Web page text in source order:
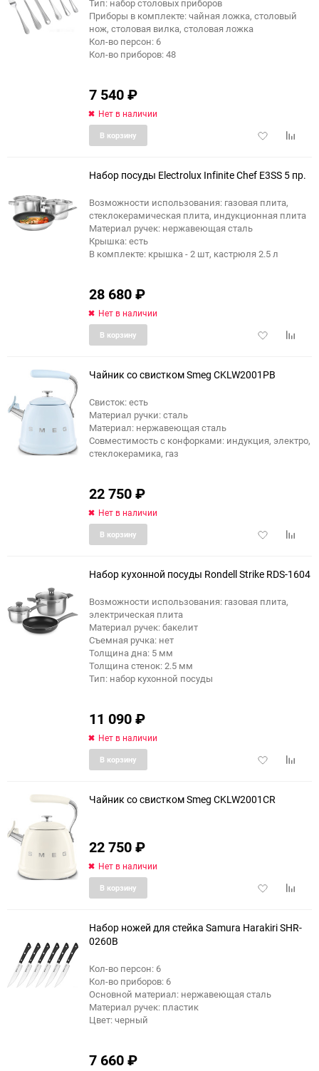
Тип: набор столовых приборов
Приборы в комплекте: чайная ложка, столовый
нож, столовая вилка, столовая ложка
Кол-во персон: 6
Кол-во приборов: 48
7 540₽
Нет в наличии
Добавить
В корзину
Набор посуды Electrolux Infinite Chef E3SS 5 пр.
Возможности использования: газовая плита,
стеклокерамическая плита, индукционная плита
Материал ручек: нержавеющая сталь
Крышка: есть
В комплекте: крышка - 2 шт, кастрюля 2.5 л
28 680₽
Нет в наличии
Добавить
В корзину
еще 1 фото
Чайник со свистком Smeg CKLW2001PB
Свисток: есть
Материал ручки: сталь
Материал: нержавеющая сталь
Совместимость с конфорками: индукция, электро,
стеклокерамика, газ
22 750₽
Нет в наличии
Добавить
В корзину
Набор кухонной посуды Rondell Strike RDS-1604
Возможности использования: газовая плита,
электрическая плита
Материал ручек: бакелит
Съемная ручка: нет
Толщина дна: 5 мм
Толщина стенок: 2.5 мм
Тип: набор кухонной посуды
11 090₽
Нет в наличии
Добавить
В корзину
еще 1 фото
Чайник со свистком Smeg CKLW2001CR
22 750₽
Нет в наличии
Добавить
В корзину
Набор ножей для стейка Samura Harakiri SHR-
0260B
Кол-во персон: 6
Кол-во приборов: 6
Основной материал: нержавеющая сталь
Материал ручек: пластик
Цвет: черный
7 660₽